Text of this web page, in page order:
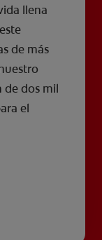
llena
de más
de dos mil
el